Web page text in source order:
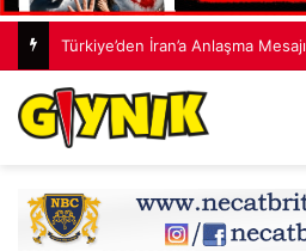
Türkiye’den İran’a Anlaşma Mesajı